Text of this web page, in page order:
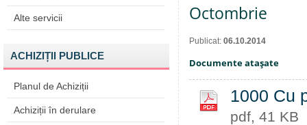
Alte servicii
ACHIZIȚII PUBLICE
Planul de Achiziții
Achiziții în derulare
Octombrie
Publicat: 06.10.2014
Documente ataşate
1000 Cu
pdf, 41 KB